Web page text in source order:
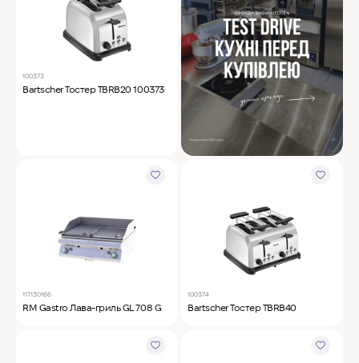
100373
Bartscher Тостер TBRB20 100373
117130166
RM Gastro Лава-гриль GL 708 G
100374
Bartscher Тостер TBRB40